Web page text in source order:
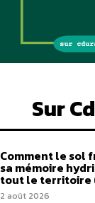
Sur
Comment le sol
sa mémoire
tout le territoire
2 août 2026